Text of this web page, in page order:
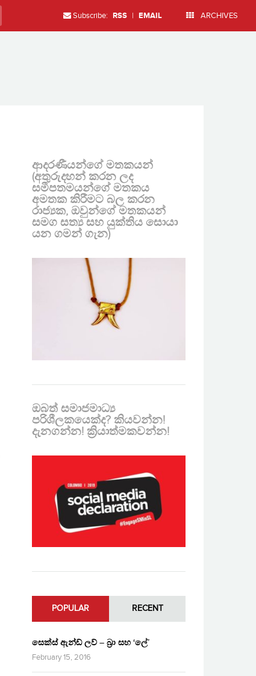
Subscribe: RSS | EMAIL ARCHIVES
ආදරණීයන්ගේ මතකයන්
(අතුරුදහන් කරන ලද
සමීපතමයන්ගේ මතකය
අමතක කිරීමට බල කරන
රාජ්‍යක, ඔවුන්ගේ මතකයන්
සමග සත්‍ය සහ යුක්තිය සොයා
යන ගමන් ගැන)
ඔබත් සමාජමාධ්‍ය
පරිශීලකයෙක්ද? කියවන්න!
දැනගන්න! ක්‍රියාත්මකවන්න!
POPULAR RECENT
සෙක්ස් ඇන්ඩ් ලව් – බ්‍රා සහ ‘ලේ’
February 15, 2016